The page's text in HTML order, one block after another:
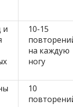
и
10-15
на каждую
ногу
10